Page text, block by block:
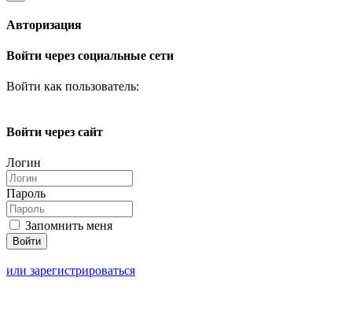
Авторизация
Войти через социальные сети
Войти как пользователь:
Войти через сайт
Логин
Пароль
Запомнить меня
или зарегистрироваться